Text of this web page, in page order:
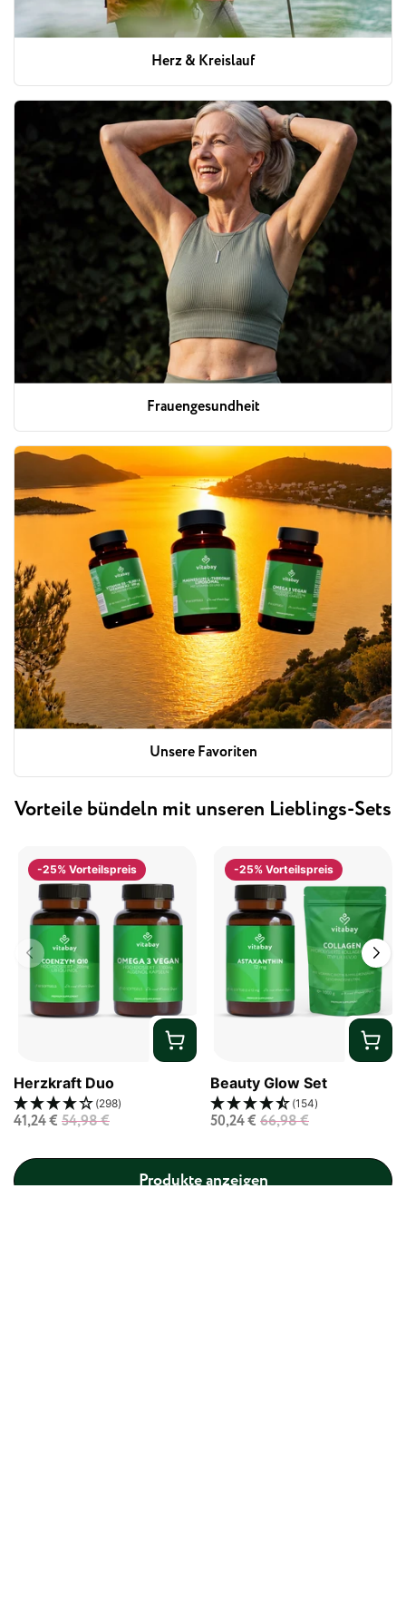
Herz & Kreislauf
Frauengesundheit
Unsere Favoriten
Vorteile bündeln mit unseren Lieblings-Sets
Herzkraft Duo
(298)
41,24 € 54,98 €
-25% Vorteilspreis
Beauty Glow Set
(154)
50,24 € 66,98 €
-25% Vorteilspreis
Vorherige Folie
Produkte anzeigen